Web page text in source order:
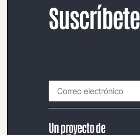
Suscríbete
Un proyecto de